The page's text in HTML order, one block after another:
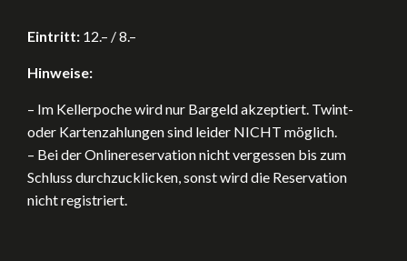
Eintritt: 12.– / 8.–
Hinweise:
– Im Kellerpoche wird nur Bargeld akzeptiert. Twint-
oder Kartenzahlungen sind leider NICHT möglich.
– Bei der Onlinereservation nicht vergessen bis zum
Schluss durchzucklicken, sonst wird die Reservation
nicht registriert.